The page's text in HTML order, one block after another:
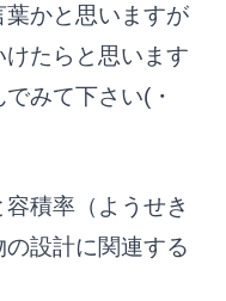
かと思いますが
たらと思います
みて下さい(・
積率（ようせき
設計に関連する